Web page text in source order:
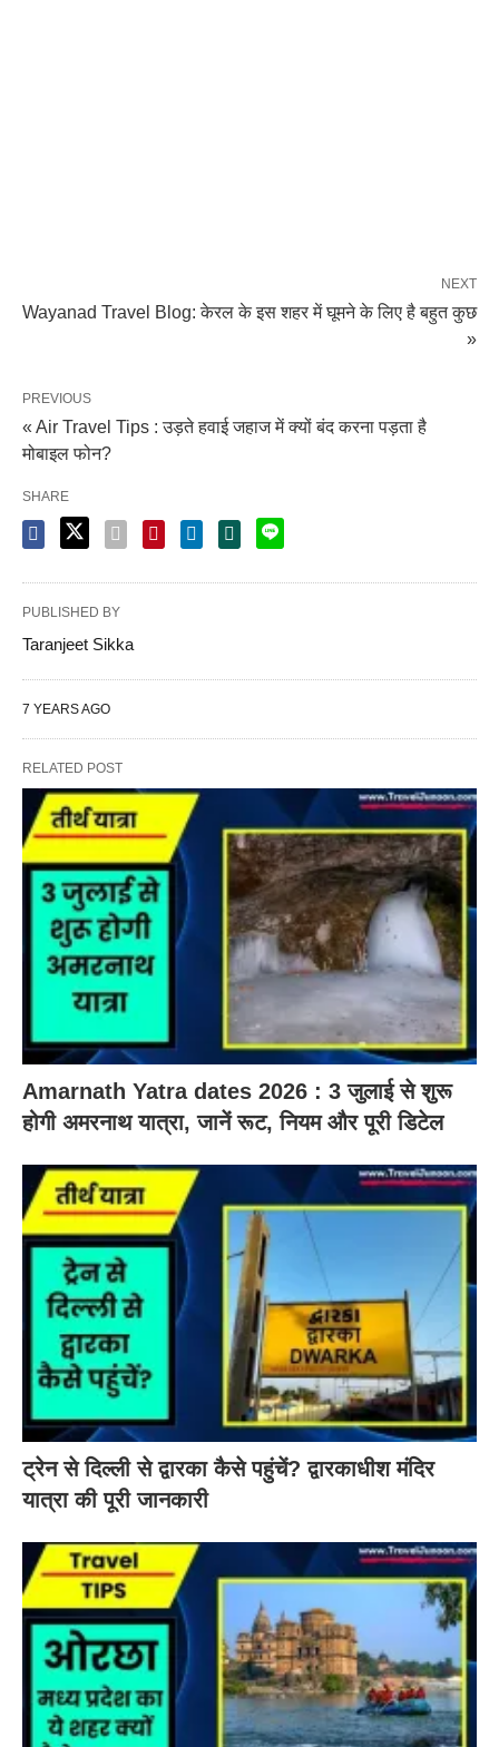
NEXT
Wayanad Travel Blog: केरल के इस शहर में घूमने के लिए है बहुत कुछ
»
PREVIOUS
« Air Travel Tips : उड़ते हवाई जहाज में क्यों बंद करना पड़ता है
मोबाइल फोन?
SHARE
PUBLISHED BY
Taranjeet Sikka
7 YEARS AGO
RELATED POST
Amarnath Yatra dates 2026 : 3 जुलाई से शुरू
होगी अमरनाथ यात्रा, जानें रूट, नियम और पूरी डिटेल
ट्रेन से दिल्ली से द्वारका कैसे पहुंचें? द्वारकाधीश मंदिर
यात्रा की पूरी जानकारी